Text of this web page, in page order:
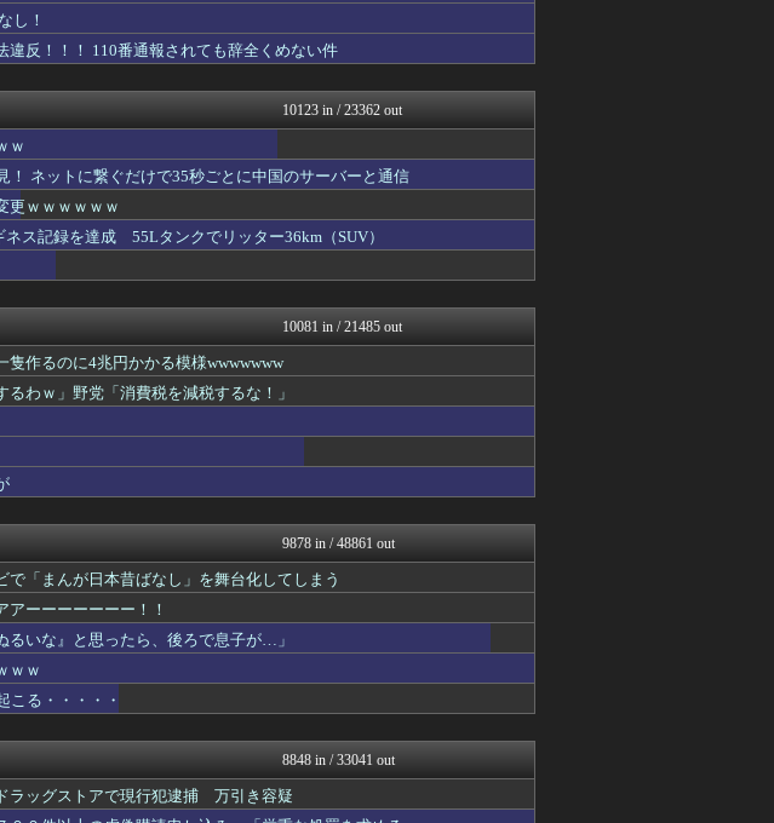
初デザイン。南海電鉄...
れる曲に合わせ踊る...
みそパンNEWS
日間」を生き延...
ネトウヨにゅーす
ェアが初め...
付き合えない
ふぇー速
けで月30万円←...
点（約６４００円相当...
にゅーすアルー！
泣き→「うそでーす...
おーるじゃんる
切りへ
軍事・ミリタリー速報☆彡
ふぇー速
れる』って言ってる...
オレ的ゲーム速報＠刃
望した理由
モッコスヌ〜ン
」
日本第一！ニュース録
売上が減りはじめた？...
反日愚国 恨寓瘻
たら、後ろで息子が…...
る軍用中国ドローン輸...
選択に衝撃を受ける人...
U-1 NEWS.
民党議員の内部暴...
たww...
ニュース30over
保守速報
ンエアされず「障害者...
痛いニュース(ﾉ∀`)
アルファルファモザイク＠ネ...
何の期待もできない。...
オレ的ゲーム速報＠刃
ば
常識的に考えた
みそパンNEWS
モッコスヌ〜ン
ｗｗｗｗｗｗｗｗｗｗ...
まとめたニュース
していた県議を含め男...
国難にあってもの申す！！
し！
違反！！！ 110番通報されても辞全くめない件
10123 in / 23362 out
ｗ
！ ネットに繋ぐだけで35秒ごとに中国のサーバーと通信
更ｗｗｗｗｗｗ
ネス記録を達成 55Lタンクでリッター36km（SUV）
10081 in / 21485 out
隻作るのに4兆円かかる模様wwwwwww
わｗ」野党「消費税を減税するな！」
9878 in / 48861 out
で「まんが日本昔ばなし」を舞台化してしまう
アーーーーーーー！！
るいな』と思ったら、後ろで息子が…」
ｗｗ
こる・・・・・
8848 in / 33041 out
ラッグストアで現行犯逮捕 万引き容疑